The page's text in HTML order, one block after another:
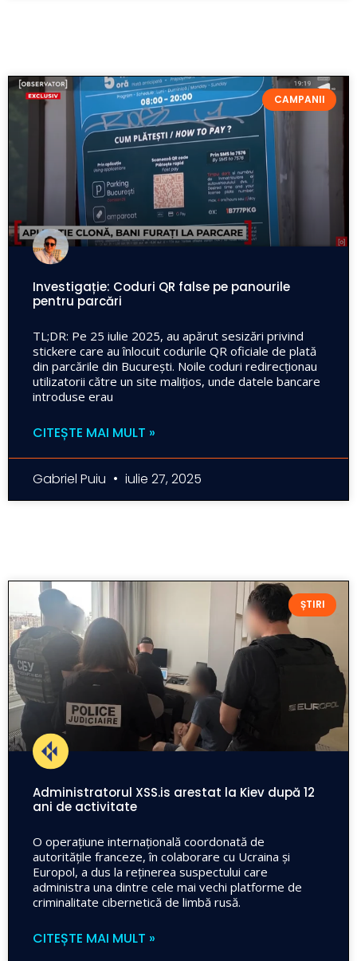
CAMPANII
Investigație: Coduri QR false pe panourile
pentru parcări
TL;DR: Pe 25 iulie 2025, au apărut sesizări privind
stickere care au înlocuit codurile QR oficiale de plată
din parcările din București. Noile coduri redirecționau
utilizatorii către un site malițios, unde datele bancare
introduse erau
CITEȘTE MAI MULT »
Gabriel Puiu iulie 27, 2025
ȘTIRI
Administratorul XSS.is arestat la Kiev după 12
ani de activitate
O operațiune internațională coordonată de
autoritățile franceze, în colaborare cu Ucraina și
Europol, a dus la reținerea suspectului care
administra una dintre cele mai vechi platforme de
criminalitate cibernetică de limbă rusă.
CITEȘTE MAI MULT »